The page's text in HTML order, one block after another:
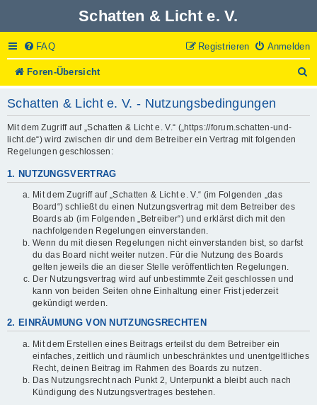
Schatten & Licht e. V.
FAQ Anmelden
Registrieren
Foren-Übersicht
u
Schatten & Licht e. V. - Nutzungsbedingungen
Mit dem Zugriff auf „Schatten & Licht e. V.“ („https://forum.schatten-und-
licht.de“) wird zwischen dir und dem Betreiber ein Vertrag mit folgenden
Regelungen geschlossen:
1. NUTZUNGSVERTRAG
Mit dem Zugriff auf „Schatten & Licht e. V.“ (im Folgenden „das
Board“) schließt du einen Nutzungsvertrag mit dem Betreiber des
Boards ab (im Folgenden „Betreiber“) und erklärst dich mit den
nachfolgenden Regelungen einverstanden.
Wenn du mit diesen Regelungen nicht einverstanden bist, so darfst
du das Board nicht weiter nutzen. Für die Nutzung des Boards
gelten jeweils die an dieser Stelle veröffentlichten Regelungen.
Der Nutzungsvertrag wird auf unbestimmte Zeit geschlossen und
kann von beiden Seiten ohne Einhaltung einer Frist jederzeit
gekündigt werden.
2. EINRÄUMUNG VON NUTZUNGSRECHTEN
Mit dem Erstellen eines Beitrags erteilst du dem Betreiber ein
einfaches, zeitlich und räumlich unbeschränktes und unentgeltliches
Recht, deinen Beitrag im Rahmen des Boards zu nutzen.
Das Nutzungsrecht nach Punkt 2, Unterpunkt a bleibt auch nach
Kündigung des Nutzungsvertrages bestehen.